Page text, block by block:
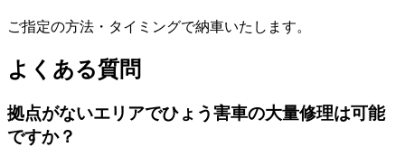
ご指定の方法・タイミングで納車いたします。
よくある質問
拠点がないエリアでひょう害車の大量修理は可能
ですか？